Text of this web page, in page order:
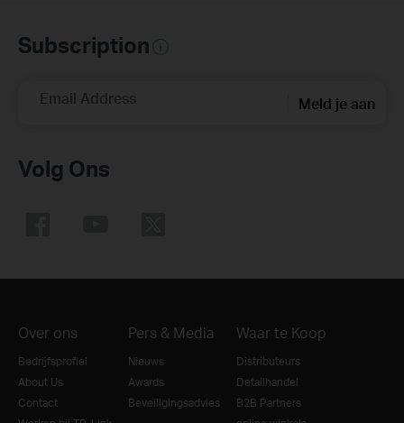
Subscription
Email Address Meld je aan
Volg Ons
Over ons
Bedrijfsprofiel
About Us
Contact
Pers & Media
Nieuws
Awards
Beveiligingsadvies
Waar te Koop
Distributeurs
Detailhandel
B2B Partners